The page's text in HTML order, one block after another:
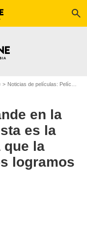
search
Noticias de películas: Película - ¿Sabías que...?
en la
es la
que la
logramos